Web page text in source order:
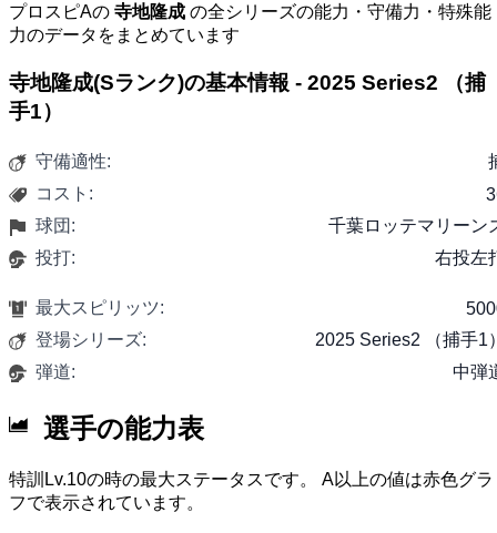
プロスピAの 寺地隆成 の全シリーズの能力・守備力・特殊能
力のデータをまとめています
寺地隆成(Sランク)の基本情報 - 2025 Series2 （捕
手1）
守備適性:
コスト:
球団:
千葉ロッテマリーン
投打:
右投左
最大スピリッツ:
登場シリーズ:
2025 Series2 （捕手1
弾道:
中弾
選手の能力表
特訓Lv.10の時の最大ステータスです。 A以上の値は赤色グラ
フで表示されています。